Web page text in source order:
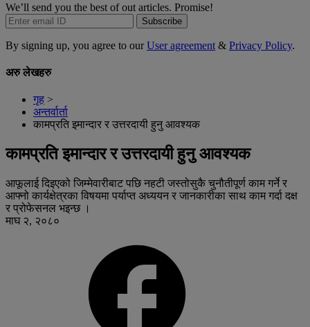
We’ll send you the best of out articles. Promise!
Subscribe
By signing up, you agree to ourUser agreement & Privacy Policy.
अरु लेखहरु
गृह >
अन्तर्वार्ता
कामप्रति इमान्दार र उत्तरदायी हुनु आवश्यक
कामप्रति इमान्दार र उत्तरदायी हुनु आवश्यक
आफूलाई दिइएको जिम्मेवारीबाट पछि नहटी जस्तोसुकै चुनौतीपूर्ण काम गर्ने र
आफ्नो कार्यक्षेत्रका विषयमा पर्याप्त अध्ययन र जानकारीका साथ काम गर्दा दक्ष
र प्रोफेसनल भइन्छ ।
माघ २, २०८०